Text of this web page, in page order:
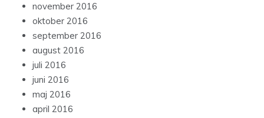
november 2016
oktober 2016
september 2016
august 2016
juli 2016
juni 2016
maj 2016
april 2016